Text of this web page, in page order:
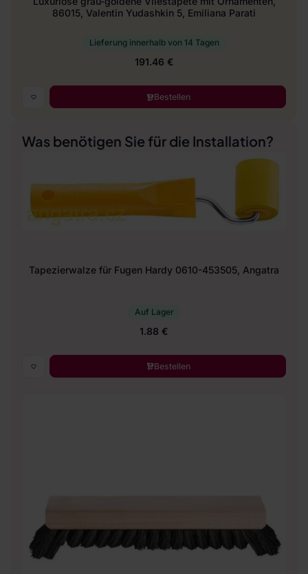
86015, Valentin Yudashkin 5, Emiliana Parati
Lieferung innerhalb von 14 Tagen
191.46 €
Bestellen
Was benötigen Sie für die Installation?
Tapezierwalze für Fugen Hardy 0610-453505, Angatra
Auf Lager
1.88 €
Bestellen